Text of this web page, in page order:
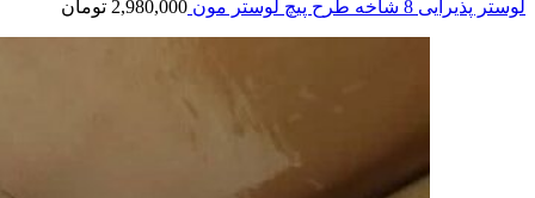
لوستر پذیرایی 8 شاخه طرح پیچ لوستر مون 2,980,000 تومان